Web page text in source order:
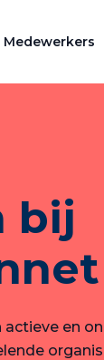
Medewerkers
bij
en